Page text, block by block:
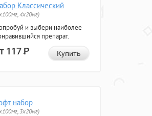
Классический
4x20мг)
и выбери наиболее
препарат.
117Р Купить
набор
3x20мг)